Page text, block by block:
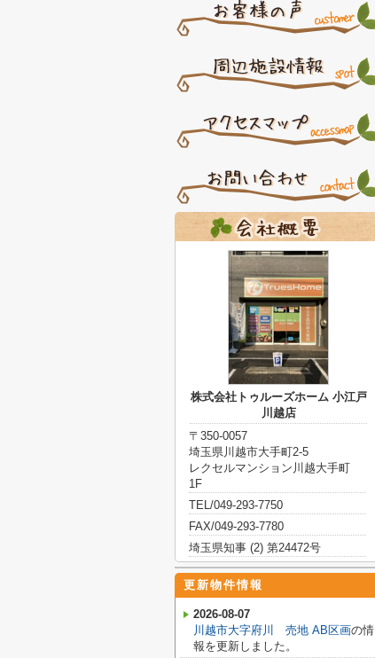
株式会社トゥルーズホーム 小江戸
川越店
〒350-0057
埼玉県川越市大手町2-5
レクセルマンション川越大手町
1F
TEL/049-293-7750
FAX/049-293-7780
埼玉県知事 (2) 第24472号
更新物件情報
2026-08-07
川越市大字府川 売地 AB区画の情
報を更新しました。